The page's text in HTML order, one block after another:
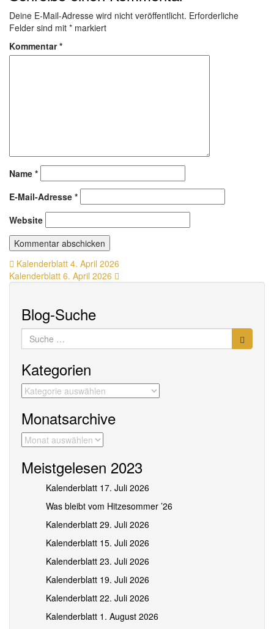
Deine E-Mail-Adresse wird nicht veröffentlicht. Erforderliche
Felder sind mit * markiert
Kommentar*
Name *
E-Mail-Adresse *
Website
Beitragsnavigation
Kalenderblatt 4. April 2026
Kalenderblatt 6. April 2026
Blog-Suche
Suche
nach:
Kategorien
Kategorien
Monatsarchive
Monatsarchive
Meistgelesen 2023
Kalenderblatt 17. Juli 2026
Was bleibt vom Hitzesommer ’26
Kalenderblatt 29. Juli 2026
Kalenderblatt 15. Juli 2026
Kalenderblatt 23. Juli 2026
Kalenderblatt 19. Juli 2026
Kalenderblatt 22. Juli 2026
Kalenderblatt 1. August 2026